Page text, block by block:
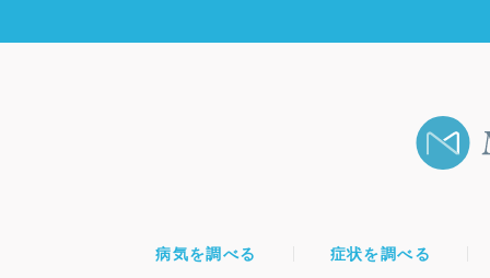
病気を調べる 症状を調べる